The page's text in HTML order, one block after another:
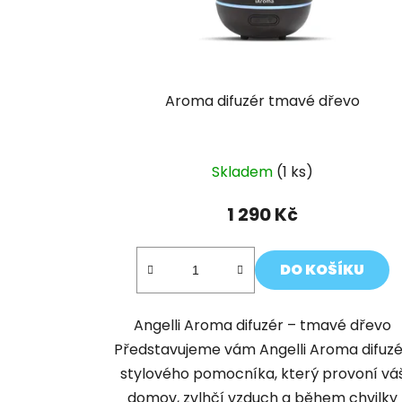
Aroma difuzér tmavé dřevo
Skladem (1 ks)
1 290 Kč
DO KOŠÍKU
Angelli Aroma difuzér – tmavé dřevo
Představujeme vám Angelli Aroma
stylového pomocníka, který provoní